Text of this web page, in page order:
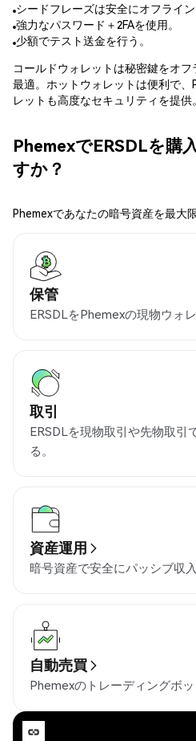
シードフレーズは安全にオフライン
強力なパスワード＋2FAを使用。
少額でテスト送金を行う。
コールドウォレットは秘密鍵をオ
最適。ホットウォレットは便利で
レットも高度なセキュリティを提供
PhemexでERSDLを購
すか？
Phemexであなたの暗号資産を最大
保管
ERSDLをPhemexの現物ウォ
取引
ERSDLを現物取引や先物取引
る。
資産運用
暗号資産で安全にパッシブ収入
自動売買
Phemexのトレーディングボッ